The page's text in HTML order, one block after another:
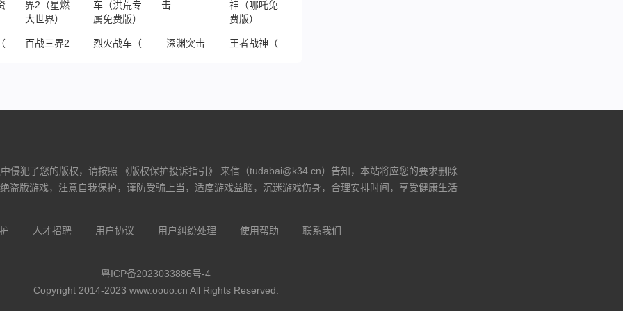
鬼服资源独享版）
百战三界2（星燃大世界）烈火战车（洪荒专属免费版）
深渊突击 王者战神（哪吒免费版）
侵犯了您的版权，请按照 《版权保护投诉指引》 来信（tudabai@k34.cn）告知，本站将应您的要求删除
盗版游戏，注意自我保护，谨防受骗上当，适度游戏益脑，沉迷游戏伤身，合理安排时间，享受健康生活
人才招聘 用户协议 用户纠纷处理 使用帮助 联系我们
粤ICP备2023033886号-4
Copyright 2014-2023 www.oouo.cn All Rights Reserved.